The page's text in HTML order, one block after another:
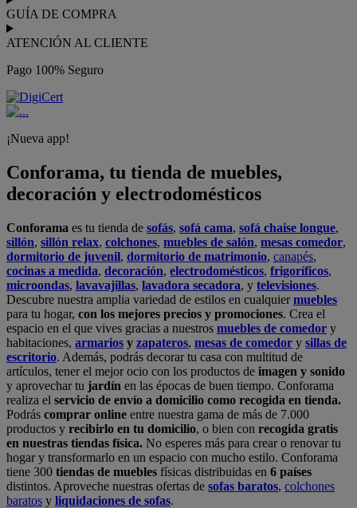
GUÍA DE COMPRA
ATENCIÓN AL CLIENTE
Pago 100% Seguro
¡Nueva app!
Conforama, tu tienda de muebles,
decoración y electrodomésticos
Conforama es tu tienda de sofás, sofá cama, sofá chaise longue,
sillón, sillón relax, colchones, muebles de salón, mesas comedor,
dormitorio de juvenil, dormitorio de matrimonio, canapés,
cocinas a medida, decoración, electrodomésticos, frigoríficos,
microondas, lavavajillas, lavadora secadora, y televisiones.
Descubre nuestra amplia variedad de estilos en cualquiermuebles
para tu hogar, con los mejores precios y promociones. Crea el
espacio en el que vives gracias a nuestros muebles de comedor y
habitaciones, armarios y zapateros, mesas de comedor y sillas de
escritorio. Además, podrás decorar tu casa con multitud de
artículos, tener el mejor ocio con los productos de imagen y sonido
y aprovechar tu jardín en las épocas de buen tiempo. Conforama
realiza el servicio de envío a domicilio como recogida en tienda.
Podrás comprar online entre nuestra gama de más de 7.000
productos y recibirlo en tu domicilio, o bien con recogida gratis
en nuestras tiendas física. No esperes más para crear o renovar tu
hogar y transformarlo en un espacio con mucho estilo. Conforama
tiene 300 tiendas de muebles físicas distribuidas en 6 países
distintos. Aproveche nuestras ofertas de sofas baratos, colchones
baratos y liquidaciones de sofas.